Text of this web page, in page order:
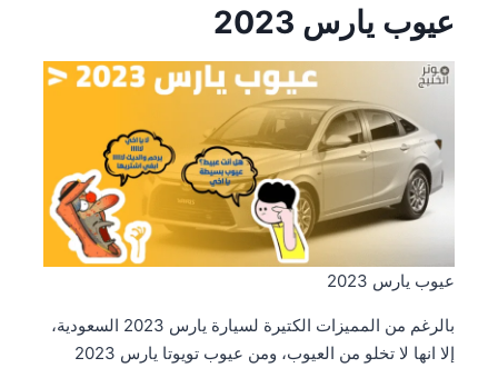
عيوب يارس 2023
عيوب يارس 2023
بالرغم من المميزات الكتيرة لسيارة يارس 2023 السعودية،
إلا انها لا تخلو من العيوب، ومن عيوب تويوتا يارس 2023